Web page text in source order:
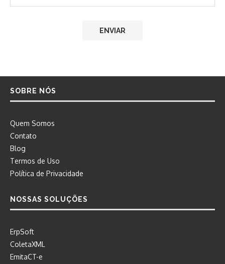
SOBRE NÓS
Quem Somos
Contato
Blog
Termos de Uso
Política de Privacidade
NOSSAS SOLUÇÕES
ErpSoft
ColetaXML
EmitaCT-e